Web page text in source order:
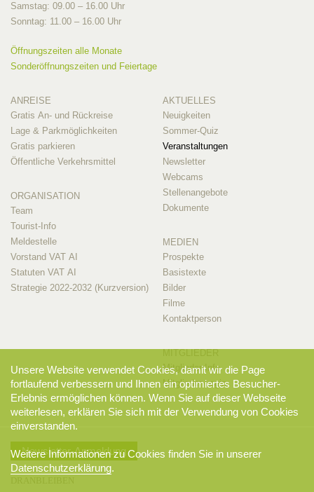
Samstag: 09.00 – 16.00 Uhr
Sonntag: 11.00 – 16.00 Uhr
Öffnungszeiten alle Monate
Sonderöffnungszeiten und Feiertage
ANREISE
Gratis An- und Rückreise
Lage & Parkmöglichkeiten
Gratis parkieren
Öffentliche Verkehrsmittel
ORGANISATION
Team
Tourist-Info
Meldestelle
Vorstand VAT AI
Statuten VAT AI
Strategie 2022-2032 (Kurzversion)
AKTUELLES
Neuigkeiten
Sommer-Quiz
Veranstaltungen
Newsletter
Webcams
Stellenangebote
Dokumente
MEDIEN
Prospekte
Basistexte
Bilder
Filme
Kontaktperson
Mitglieder-Info
Mitglieder-Login
Newsletter-Anmeldung
Unsere Website verwendet Cookies, damit wir die Page
fortlaufend verbessern und Ihnen ein optimiertes Besucher-
Erlebnis ermöglichen können. Wenn Sie auf dieser Webseite
weiterlesen, erklären Sie sich mit der Verwendung von Cookies
einverstanden.
Weitere Informationen zu Cookies finden Sie in unserer
Datenschutzerklärung.